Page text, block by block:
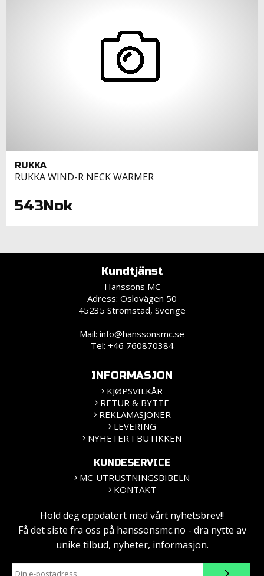
RUKKA
RUKKA WIND-R NECK WARMER
543Nok
Kundtjänst
Hanssons MC
Adress: Oslovägen 50
45235 Strömstad, Sverige
Mail: info@hanssonsmc.se
Tel: +46 760870384
INFORMASJON
KJØPSVILKÅR
RETUR & BYTTE
REKLAMASJONER
LEVERING
NYHETER I BUTIKKEN
KUNDESERVICE
MC-UTRUSTNINGSBIBELN
KONTAKT
Hold deg oppdatert med vårt nyhetsbrev!!
Få det siste fra oss på hanssonsmc.no - dra nytte av
unike tilbud, nyheter, informasjon.